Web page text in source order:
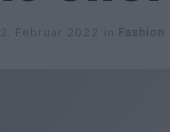
22. Februar 2022 in Fashion